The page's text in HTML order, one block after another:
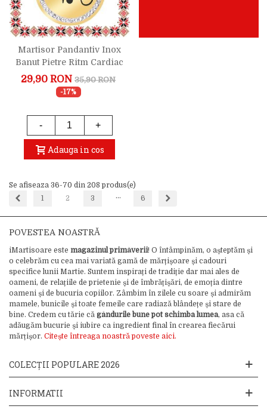
Martisor Pandantiv Inox
Banut Pietre Ritm Cardiac
Stetoscop Auriu
29,90 RON 35,90 RON
-17%
- +
Adauga in cos
Se afiseaza 36-70 din 208 produs(e)
Inapoi1 2 3 … 6
POVESTEA NOASTRĂ
iMartisoare este magazinul primăverii! O întâmpinăm, o așteptăm și
o celebrăm cu cea mai variată gamă de mărțișoare și cadouri
specifice lunii Martie. Suntem inspirați de tradiție dar mai ales de
oameni, de relațiile de prietenie și de îmbrățișări, de emoția dintre
oameni și de bucuria copiilor. Zâmbim în zilele cu soare și admirăm
mamele, bunicile și toate femeile care radiază blândețe și stare de
bine. Credem cu tărie că gândurile bune pot schimba lumea, asa că
adăugăm bucurie și iubire ca ingredient final în crearea fiecărui
mărțișor. Citește întreaga noastră poveste aici.
COLECȚII POPULARE 2026
INFORMATII